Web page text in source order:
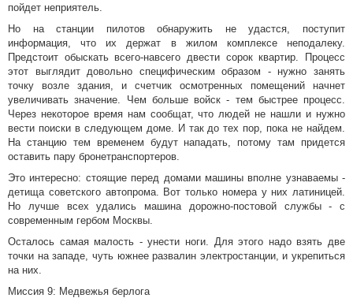
пойдет неприятель.
Но на станции пилотов обнаружить не удастся, поступит
информация, что их держат в жилом комплексе неподалеку.
Предстоит обыскать всего-навсего двести сорок квартир. Процесс
этот выглядит довольно специфическим образом - нужно занять
точку возле здания, и счетчик осмотренных помещений начнет
увеличивать значение. Чем больше войск - тем быстрее процесс.
Через некоторое время нам сообщат, что людей не нашли и нужно
вести поиски в следующем доме. И так до тех пор, пока не найдем.
На станцию тем временем будут нападать, потому там придется
оставить пару бронетранспортеров.
Это интересно: стоящие перед домами машины вполне узнаваемы -
детища советского автопрома. Вот только номера у них латиницей.
Но лучше всех удались машина дорожно-постовой службы - с
современным гербом Москвы.
Осталось самая малость - унести ноги. Для этого надо взять две
точки на западе, чуть южнее развалин электростанции, и укрепиться
на них.
Миссия 9: Медвежья берлога